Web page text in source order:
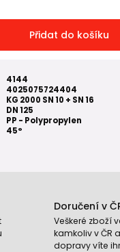
Přidat do košíku
4144
4025075724404
KG 2000 SN 10 + SN 16
DN 125
PP - Polypropylen
45°
Doručení v
Veškeré zboží
kamkoliv v ČR
dopravy víte